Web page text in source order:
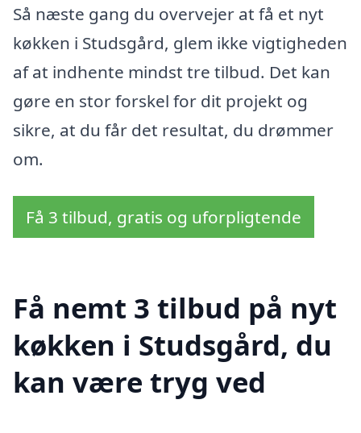
Så næste gang du overvejer at få et nyt
køkken i Studsgård, glem ikke vigtigheden
af at indhente mindst tre tilbud. Det kan
gøre en stor forskel for dit projekt og
sikre, at du får det resultat, du drømmer
om.
Få 3 tilbud, gratis og uforpligtende
Få nemt 3 tilbud på nyt
køkken i Studsgård, du
kan være tryg ved